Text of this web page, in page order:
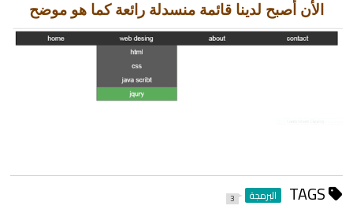
الأن أصبح لدينا قائمة منسدلة رائعة كما هو موضح
البرمجة 3